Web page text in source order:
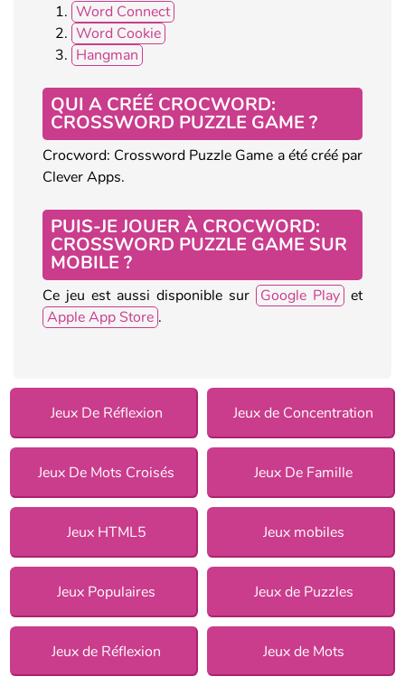
Word Connect
Word Cookie
Hangman
QUI A CRÉÉ CROCWORD:
CROSSWORD PUZZLE GAME ?
Crocword: Crossword Puzzle Game a été créé par
Clever Apps.
PUIS-JE JOUER À CROCWORD:
CROSSWORD PUZZLE GAME SUR
MOBILE ?
Ce jeu est aussi disponible sur Google Play et
Apple App Store .
Jeux De Réflexion Jeux de Concentration
Jeux De Mots Croisés Jeux De Famille
Jeux HTML5 Jeux mobiles
Jeux Populaires Jeux de Puzzles
Jeux de Réflexion Jeux de Mots